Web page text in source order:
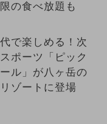
の食べ放題も
で楽しめる！次
ポーツ「ピック
ル」が八ヶ岳の
ゾートに登場